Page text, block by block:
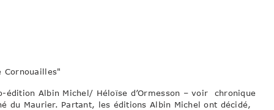
édition Albin Michel/ Héloïse d’Ormesson – voir chronique
du Maurier. Partant, les éditions Albin Michel ont décidé,